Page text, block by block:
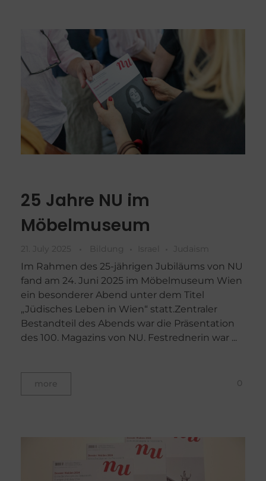
25 Jahre NU im
Möbelmuseum
21. July 2025 Bildung Israel Judaism
Im Rahmen des 25-jährigen Jubiläums von NU
fand am 24. Juni 2025 im Möbelmuseum Wien
ein besonderer Abend unter dem Titel
„Jüdisches Leben in Wien“ statt.Zentraler
Bestandteil des Abends war die Präsentation
des 100. Magazins von NU. Festrednerin war ...
more 0